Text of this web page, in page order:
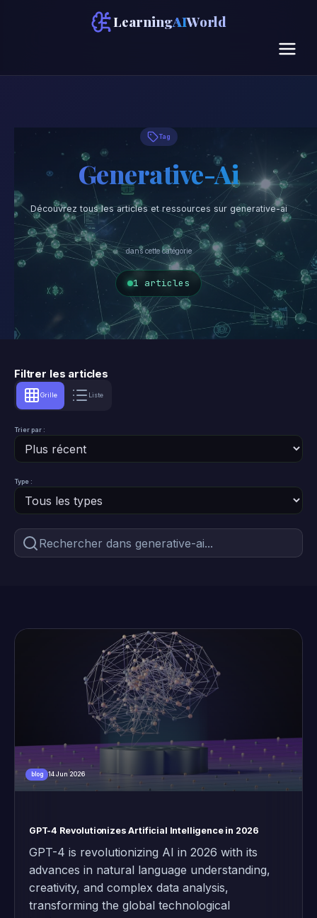
LearningAIWorld
Tag
Generative-Ai
Découvrez tous les articles et ressources sur generative-ai
dans cette catégorie
1 articles
Filtrer les articles
Grille Liste
Trier par :
Type :
blog 14 Jun 2026
GPT-4 Revolutionizes Artificial Intelligence in 2026
GPT-4 is revolutionizing AI in 2026 with its
advances in natural language understanding,
creativity, and complex data analysis,
transforming the global technological